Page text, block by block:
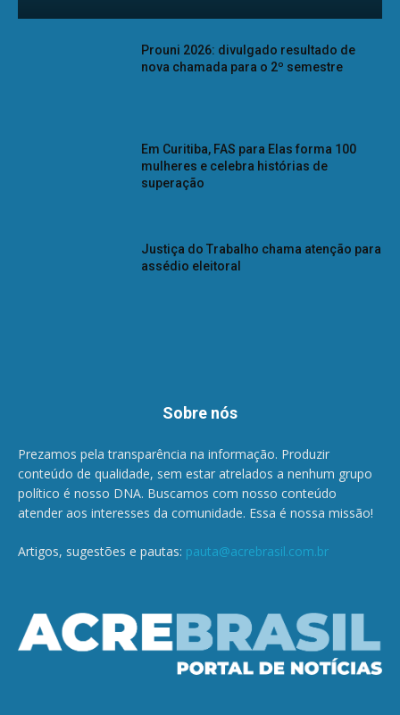
Prouni 2026: divulgado resultado de
nova chamada para o 2º semestre
Em Curitiba, FAS para Elas forma 100
mulheres e celebra histórias de
superação
Justiça do Trabalho chama atenção para
assédio eleitoral
Sobre nós
Prezamos pela transparência na informação. Produzir
conteúdo de qualidade, sem estar atrelados a nenhum grupo
político é nosso DNA. Buscamos com nosso conteúdo
atender aos interesses da comunidade. Essa é nossa missão!
Artigos, sugestões e pautas: pauta@acrebrasil.com.br